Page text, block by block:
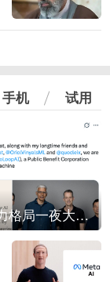
手机 试用
谷歌AI权力格局一夜大洗牌